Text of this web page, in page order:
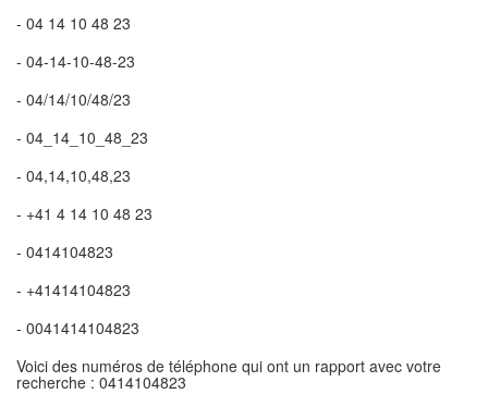
- 04 14 10 48 23
- 04-14-10-48-23
- 04/14/10/48/23
- 04_14_10_48_23
- 04,14,10,48,23
- +41 4 14 10 48 23
- 0414104823
- +41414104823
- 0041414104823
Voici des numéros de téléphone qui ont un rapport avec votre
recherche : 0414104823